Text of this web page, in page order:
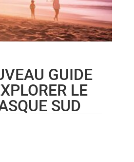
GUIDE
LE
SUD